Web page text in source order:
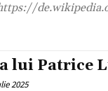
lui Patrice
2025